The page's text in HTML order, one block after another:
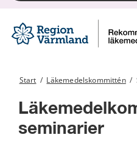
Start / Läkemedelskommittén /
seminarier